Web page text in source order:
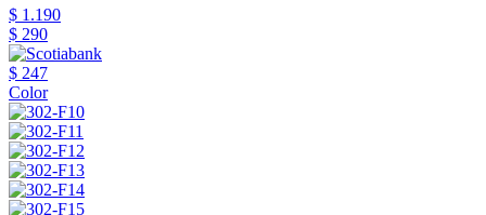
$ 1.190
$ 290
$ 247
Color